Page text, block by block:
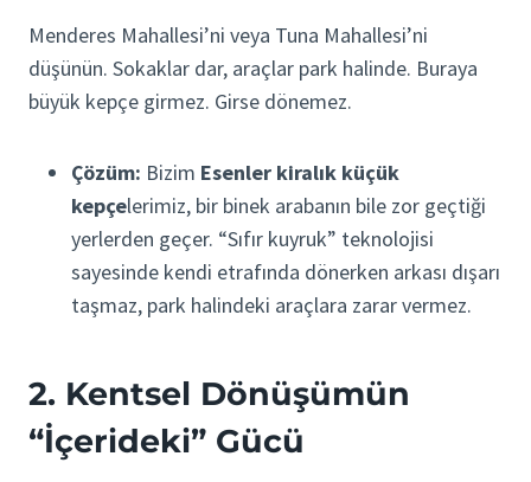
Menderes Mahallesi’ni veya Tuna Mahallesi’ni
düşünün. Sokaklar dar, araçlar park halinde. Buraya
büyük kepçe girmez. Girse dönemez.
Çözüm: Bizim Esenler kiralık küçük
kepçelerimiz, bir binek arabanın bile zor geçtiği
yerlerden geçer. “Sıfır kuyruk” teknolojisi
sayesinde kendi etrafında dönerken arkası dışarı
taşmaz, park halindeki araçlara zarar vermez.
2. Kentsel Dönüşümün
“İçerideki” Gücü